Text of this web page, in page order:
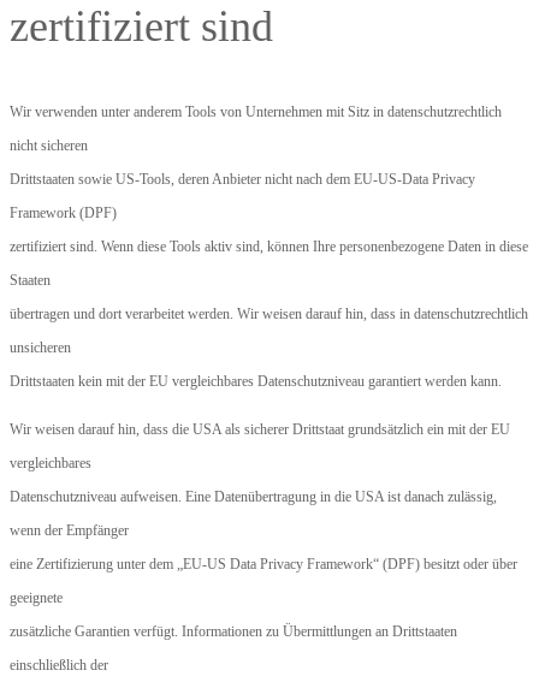
zertifiziert sind
Wir verwenden unter anderem Tools von Unternehmen mit Sitz in datenschutzrechtlich
nicht sicheren
Drittstaaten sowie US-Tools, deren Anbieter nicht nach dem EU-US-Data Privacy
Framework (DPF)
zertifiziert sind. Wenn diese Tools aktiv sind, können Ihre personenbezogene Daten in diese
Staaten
übertragen und dort verarbeitet werden. Wir weisen darauf hin, dass in datenschutzrechtlich
unsicheren
Drittstaaten kein mit der EU vergleichbares Datenschutzniveau garantiert werden kann.
Wir weisen darauf hin, dass die USA als sicherer Drittstaat grundsätzlich ein mit der EU
vergleichbares
Datenschutzniveau aufweisen. Eine Datenübertragung in die USA ist danach zulässig,
wenn der Empfänger
eine Zertifizierung unter dem „EU-US Data Privacy Framework“ (DPF) besitzt oder über
geeignete
zusätzliche Garantien verfügt. Informationen zu Übermittlungen an Drittstaaten
einschließlich der